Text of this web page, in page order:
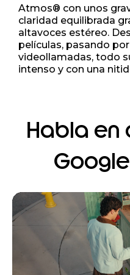
Atmos® con unos
claridad equilibrada
altavoces estéreo.
películas, pasando
videollamadas, todo
intenso y con una
Habla en